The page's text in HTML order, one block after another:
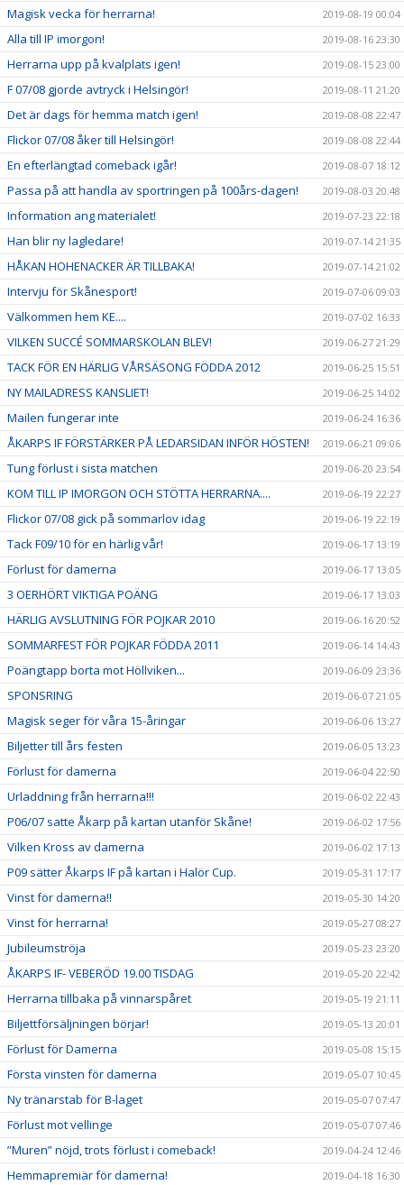
Magisk vecka för herrarna! 2019-08-19 00:04
Alla till IP imorgon! 2019-08-16 23:30
Herrarna upp på kvalplats igen! 2019-08-15 23:00
F 07/08 gjorde avtryck i Helsingör! 2019-08-11 21:20
Det är dags för hemma match igen! 2019-08-08 22:47
Flickor 07/08 åker till Helsingör! 2019-08-08 22:44
En efterlängtad comeback igår! 2019-08-07 18:12
Passa på att handla av sportringen på 100års-dagen! 2019-08-03 20:48
Information ang materialet! 2019-07-23 22:18
Han blir ny lagledare! 2019-07-14 21:35
HÅKAN HOHENACKER ÄR TILLBAKA! 2019-07-14 21:02
Intervju för Skånesport! 2019-07-06 09:03
Välkommen hem KE.... 2019-07-02 16:33
VILKEN SUCCÉ SOMMARSKOLAN BLEV! 2019-06-27 21:29
TACK FÖR EN HÄRLIG VÅRSÄSONG FÖDDA 2012 2019-06-25 15:51
NY MAILADRESS KANSLIET! 2019-06-25 14:02
Mailen fungerar inte 2019-06-24 16:36
ÅKARPS IF FÖRSTÄRKER PÅ LEDARSIDAN INFÖR HÖSTEN! 2019-06-21 09:06
Tung förlust i sista matchen 2019-06-20 23:54
KOM TILL IP IMORGON OCH STÖTTA HERRARNA.... 2019-06-19 22:27
Flickor 07/08 gick på sommarlov idag 2019-06-19 22:19
Tack F09/10 för en härlig vår! 2019-06-17 13:19
Förlust för damerna 2019-06-17 13:05
3 OERHÖRT VIKTIGA POÄNG 2019-06-17 13:03
HÄRLIG AVSLUTNING FÖR POJKAR 2010 2019-06-16 20:52
SOMMARFEST FÖR POJKAR FÖDDA 2011 2019-06-14 14:43
Poängtapp borta mot Höllviken... 2019-06-09 23:36
SPONSRING 2019-06-07 21:05
Magisk seger för våra 15-åringar 2019-06-06 13:27
Biljetter till års festen 2019-06-05 13:23
Förlust för damerna 2019-06-04 22:50
Urladdning från herrarna!!! 2019-06-02 22:43
P06/07 satte Åkarp på kartan utanför Skåne! 2019-06-02 17:56
Vilken Kross av damerna 2019-06-02 17:13
P09 sätter Åkarps IF på kartan i Halör Cup. 2019-05-31 17:17
Vinst för damerna!! 2019-05-30 14:20
Vinst för herrarna! 2019-05-27 08:27
Jubileumströja 2019-05-23 23:20
ÅKARPS IF- VEBERÖD 19.00 TISDAG 2019-05-20 22:42
Herrarna tillbaka på vinnarspåret 2019-05-19 21:11
Biljettförsäljningen börjar! 2019-05-13 20:01
Förlust för Damerna 2019-05-08 15:15
Första vinsten för damerna 2019-05-07 10:45
Ny tränarstab för B-laget 2019-05-07 07:47
Förlust mot vellinge 2019-05-07 07:46
”Muren” nöjd, trots förlust i comeback! 2019-04-24 12:46
Hemmapremiär för damerna! 2019-04-18 16:30